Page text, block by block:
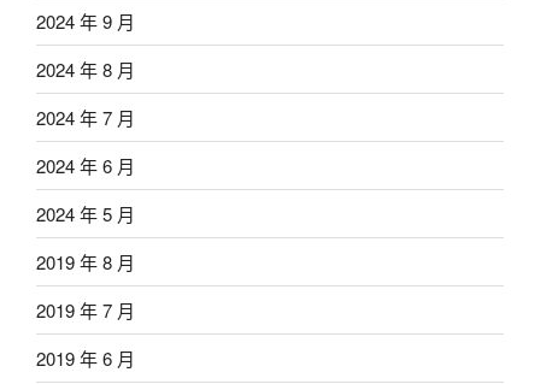
2024 年 9 月
2024 年 8 月
2024 年 7 月
2024 年 6 月
2024 年 5 月
2019 年 8 月
2019 年 7 月
2019 年 6 月